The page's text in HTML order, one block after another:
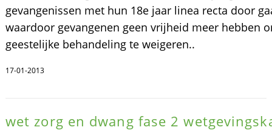
gevangenissen met hun 18e jaar linea recta door
waardoor gevangenen geen vrijheid meer hebben
geestelijke behandeling te weigeren..
17-01-2013
wet zorg en dwang fase 2